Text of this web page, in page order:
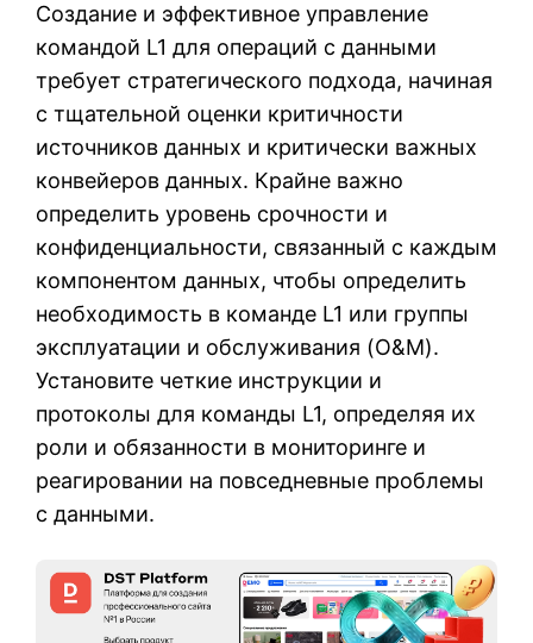
Создание и эффективное управление
командой L1 для операций с данными
требует стратегического подхода, начиная
с тщательной оценки критичности
источников данных и критически важных
конвейеров данных. Крайне важно
определить уровень срочности и
конфиденциальности, связанный с каждым
компонентом данных, чтобы определить
необходимость в команде L1 или группы
эксплуатации и обслуживания (O&M).
Установите четкие инструкции и
протоколы для команды L1, определяя их
роли и обязанности в мониторинге и
реагировании на повседневные проблемы
с данными.